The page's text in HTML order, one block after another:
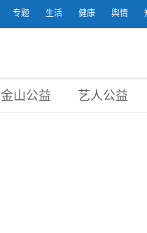
专题 生活 健康 舆情
金山公益 艺人公益